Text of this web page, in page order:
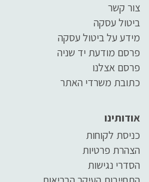
צור קשר
ביטול עסקה
מידע על ביטול עסקה
פרסם מודעת יד שניה
פרסם אצלנו
כתובת משרדי האתר
אודותינו
כניסת לקוחות
הצהרת פרטיות
הסדרי נגישות